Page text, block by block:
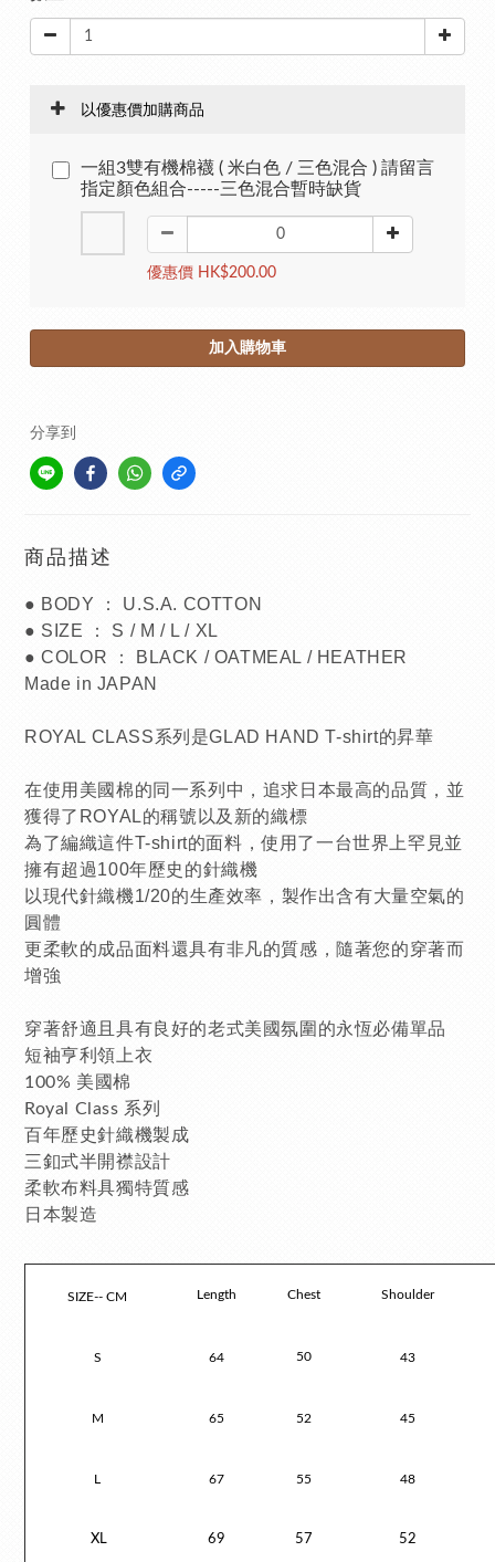
以優惠價加購商品
一組3雙有機棉襪 ( 米白色 / 三色混合 ) 請留言
指定顏色組合-----三色混合暫時缺貨
優惠價 HK$200.00
加入購物車
分享到
商品描述
● BODY ： U.S.A. COTTON
● SIZE ： S / M / L / XL
● COLOR ： BLACK / OATMEAL / HEATHER
Made in JAPAN
ROYAL CLASS系列是GLAD HAND T-shirt的昇華
在使用美國棉的同一系列中，追求日本最高的品質，並
獲得了ROYAL的稱號以及新的織標
為了編織這件T-shirt的面料，使用了一台世界上罕見並
擁有超過100年歷史的針織機
以現代針織機1/20的生產效率，製作出含有大量空氣的
圓體
更柔軟的成品面料還具有非凡的質感，隨著您的穿著而
增強
穿著舒適且具有良好的老式美國氛圍的永恆必備單品
短袖亨利領上衣
100% 美國棉
Royal Class 系列
百年歷史針織機製成
三釦式半開襟設計
柔軟布料具獨特質感
日本製造
SIZE-- CM Length Chest Shoulder
S 64 50 43
M 65 52 45
L 67 55 48
XL 69 57 52